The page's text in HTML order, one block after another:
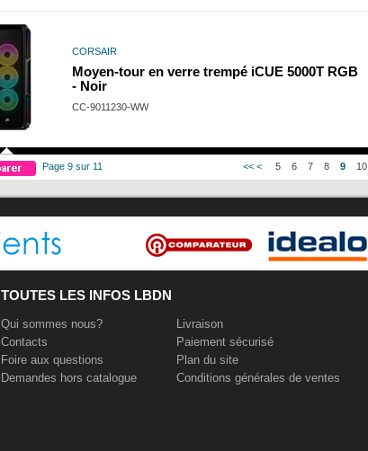
CORSAIR
Moyen-tour en verre trempé iCUE 5000T RGB
- Noir
CC-9011230-WW
Page 9 sur 11 << < 5 6 7 8 9 10
TOUTES LES INFOS LBDN
Qui sommes nous?
Contacts
Foire aux questions
Demandes hors catalogue
Livraison
Paiement sécurisé
Plan du site
Conditions générales de ventes